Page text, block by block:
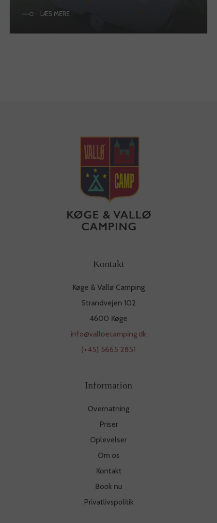
LÆS MERE
Kontakt
Køge & Vallø Camping
Strandvejen 102
4600 Køge
info@valloecamping.dk
(+45) 5665 2851
Information
Overnatning
Priser
Oplevelser
Om os
Kontakt
Book nu
Privatlivspolitik